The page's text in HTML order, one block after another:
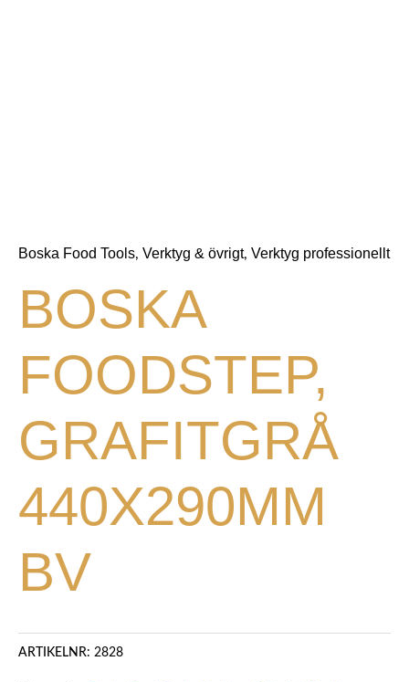
Boska Food Tools, Verktyg & övrigt, Verktyg professionellt
BOSKA
FOODSTEP,
GRAFITGRÅ
440X290MM
BV
ARTIKELNR: 2828